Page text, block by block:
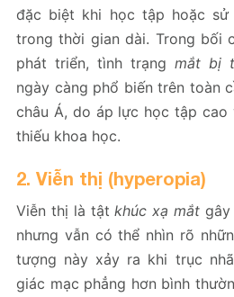
đặc biệt khi học tập hoặc
trong thời gian dài. Trong bối
phát triển, tình trạng mắt bị
ngày càng phổ biến trên toàn
châu Á, do áp lực học tập cao
thiếu khoa học.
2. Viễn thị (hyperopia)
Viễn thị là tậtkhúc xạ mắt gây
nhưng vẫn có thể nhìn rõ
tượng này xảy ra khi trục
giác mạc phẳng hơn bình